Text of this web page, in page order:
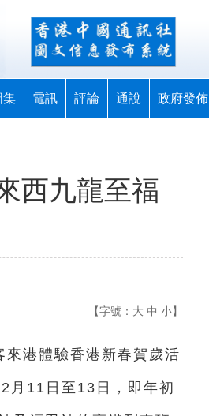
集 電訊 評論 通說 政府發佈
西九龍至福
【字號： 大 中 小】
港體驗香港新春賀歲活
月11日至13日，即年初